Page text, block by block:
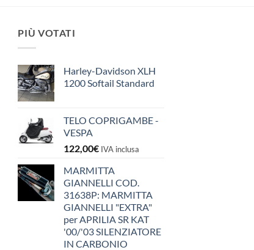
PIÙ VOTATI
Harley-Davidson XLH
1200 Softail Standard
TELO COPRIGAMBE -
VESPA
122,00€ IVA inclusa
MARMITTA
GIANNELLI COD.
31638P: MARMITTA
GIANNELLI "EXTRA"
per APRILIA SR KAT
'00/'03 SILENZIATORE
IN CARBONIO